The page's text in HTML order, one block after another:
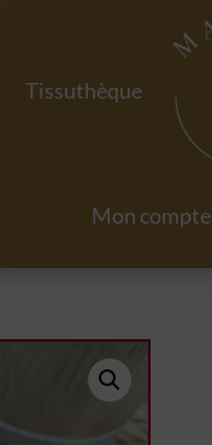
Tissuthèque
Mon compte